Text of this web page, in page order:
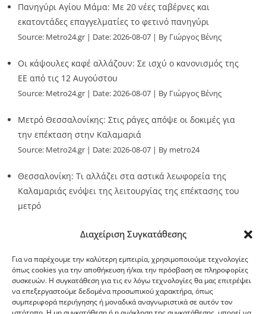
Διαχείριση Συγκατάθεσης
Για να παρέχουμε την καλύτερη εμπειρία, χρησιμοποιούμε τεχνολογίες
όπως cookies για την αποθήκευση ή/και την πρόσβαση σε πληροφορίες
συσκευών. Η συγκατάθεση για τις εν λόγω τεχνολογίες θα μας επιτρέψει
να επεξεργαστούμε δεδομένα προσωπικού χαρακτήρα, όπως
συμπεριφορά περιήγησης ή μοναδικά αναγνωριστικά σε αυτόν τον
Πανηγύρι Αγίου Μάμα: Με 20 νέες ταβέρνες και
εκατοντάδες επαγγελματίες το φετινό πανηγύρι
Source: Metro24.gr Date: 2026-08-07 By Γιώργος Βένης
Οι κάψουλες καφέ αλλάζουν: Σε ισχύ ο κανονισμός της
ΕΕ από τις 12 Αυγούστου
Source: Metro24.gr Date: 2026-08-07 By Γιώργος Βένης
Μετρό Θεσσαλονίκης: Στις ράγες απόψε οι δοκιμές για
την επέκταση στην Καλαμαριά
Source: Metro24.gr Date: 2026-08-07 By metro24
Θεσσαλονίκη: Τι αλλάζει στα αστικά λεωφορεία της
Καλαμαριάς ενόψει της λειτουργίας της επέκτασης του
μετρό
G-point.gr